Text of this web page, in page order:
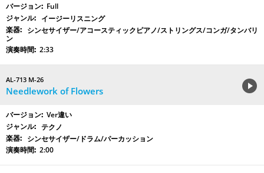
Full
イージーリスニング
シンセサイザー/アコースティックピアノ/ストリングス/コンガ/タンバリ
ン
2:33
AL-713 M-26
Needlework of Flowers
Ver違い
テクノ
シンセサイザー/ドラム/パーカッション
2:00